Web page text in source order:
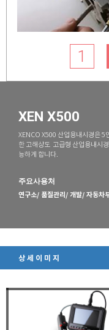
1
XEN X500
XENCO X500 산업용내시경은 5
한 고해상도 고급형 산업용내시
능하게 합니다.
주요사용처
연구소/ 품질관리/ 개발/ 자동차
상세이미지